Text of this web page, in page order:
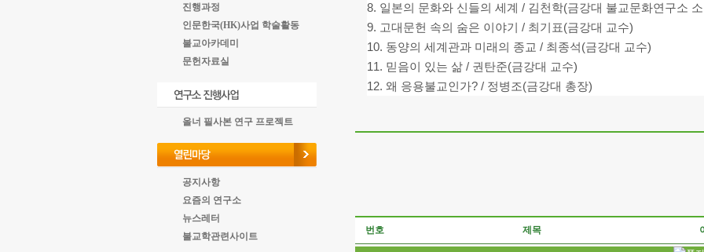
진행과정
인문한국(HK)사업 학술활동
불교아카데미
문헌자료실
올너 필사본 연구 프로젝트
공지사항
요즘의 연구소
뉴스레터
불교학관련사이트
8. 일본의 문화와 신들의 세계 / 김천학(금강대 불교문화연구소
9. 고대문헌 속의 숨은 이야기 / 최기표(금강대 교수)
10. 동양의 세계관과 미래의 종교 / 최종석(금강대 교수)
11. 믿음이 있는 삶 / 권탄준(금강대 교수)
12. 왜 응용불교인가? / 정병조(금강대 총장)
번호 제목